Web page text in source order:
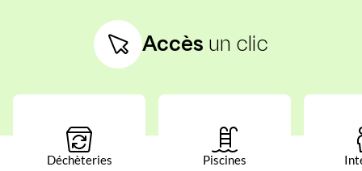
Accès un clic
Déchèteries Piscines